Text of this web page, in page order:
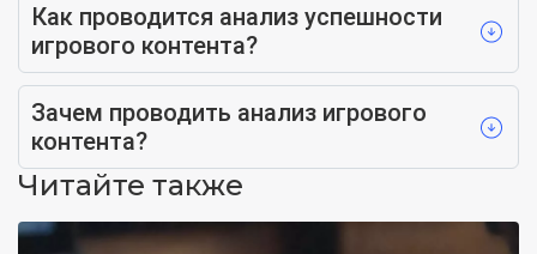
Как проводится анализ успешности
игрового контента?
Зачем проводить анализ игрового
контента?
Читайте также